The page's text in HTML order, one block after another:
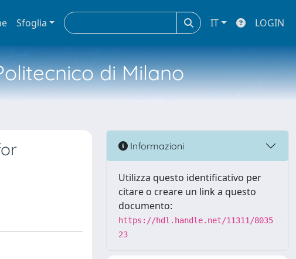
Sfoglia IT LOGIN
di Milano
Informazioni
Utilizza questo identificativo per
citare o creare un link a questo
documento:
https://hdl.handle.net/11311/8035
23